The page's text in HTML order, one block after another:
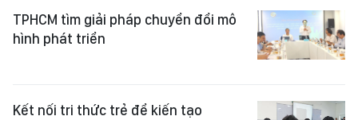
TPHCM tìm giải pháp chuyển đổi mô
hình phát triển
Kết nối tri thức trẻ để kiến tạo